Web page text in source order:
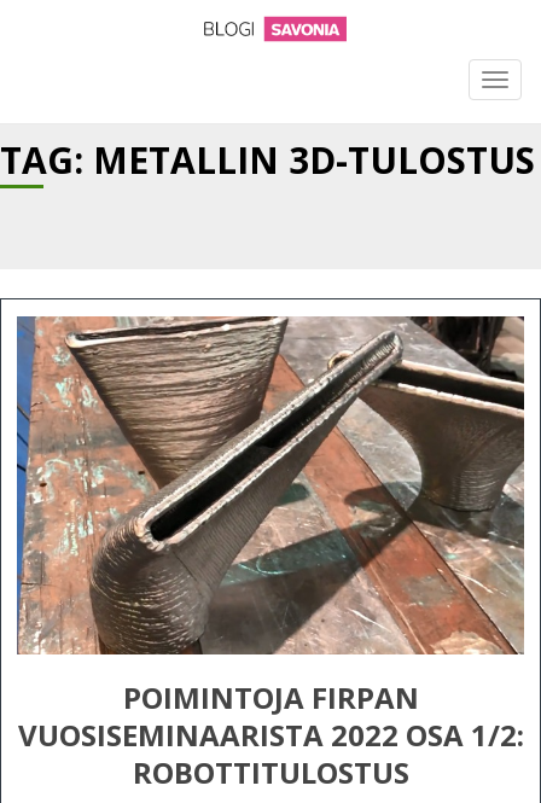
TAG: METALLIN 3D-TULOSTUS
POIMINTOJA FIRPAN
VUOSISEMINAARISTA 2022 OSA 1/2:
ROBOTTITULOSTUS